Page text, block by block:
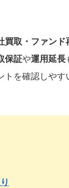
買取・ファンド
保証や運用延長
を確認しやす